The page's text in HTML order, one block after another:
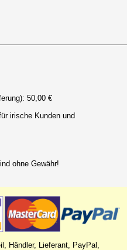
50,00 €
irische Kunden und
ohne Gewähr!
Händler, Lieferant, PayPal,